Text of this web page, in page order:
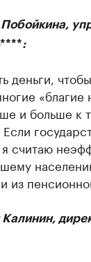
Побойкина,
****:
деньги,
и больше к
считаю
из
Калинин,